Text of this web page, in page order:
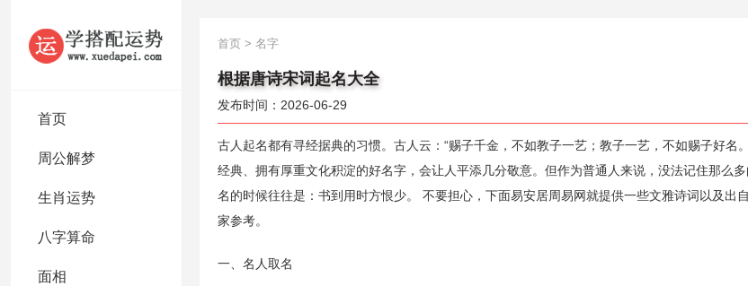
首页
周公解梦
生肖运势
八字算命
面相
首页 > 名字
根据唐诗宋词起名大全
发布时间：2026-06-29
古人起名都有寻经据典的习惯。古人云：“赐子千金，不如教子一艺；教子一艺，不如赐子好名
经典、拥有厚重文化积淀的好名字，会让人平添几分敬意。但作为普通人来说，没法记住那么
名的时候往往是：书到用时方恨少。 不要担心，下面易安居周易网就提供一些文雅诗词以及出
家参考。
一、名人取名